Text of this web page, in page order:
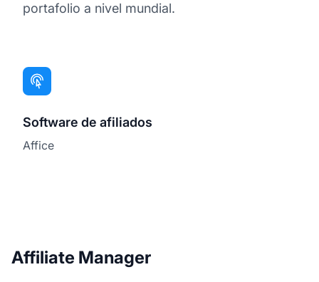
portafolio a nivel mundial.
Software de afiliados
Affice
Affiliate Manager